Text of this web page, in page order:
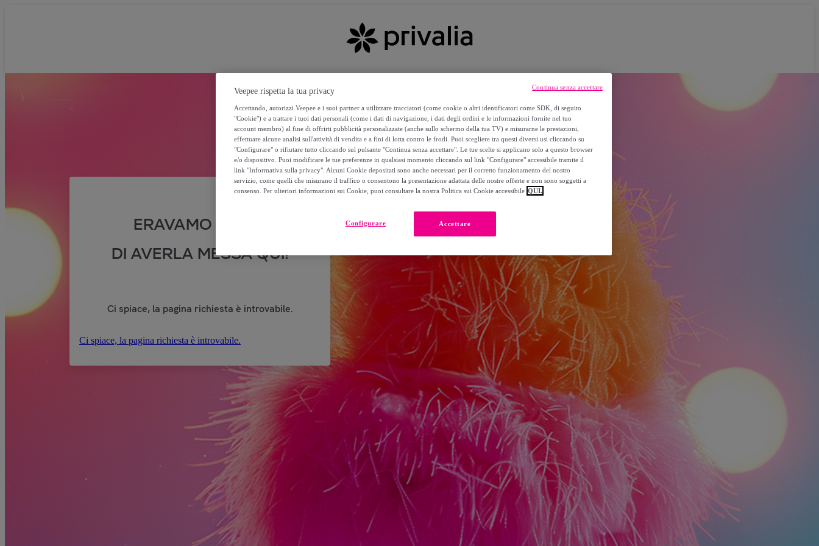
ERAVAMO SICURI
DI AVERLA MESSA QUI!
Ci spiace, la pagina richiesta è introvabile.
Ci spiace, la pagina richiesta è introvabile.
Veepee rispetta la tua privacy
Accettando, autorizzi Veepee e i suoi partner a utilizzare tracciatori (come cookie o altri identificatori come SDK, di seguito
"Cookie") e a trattare i tuoi dati personali (come i dati di navigazione, i dati degli ordini e le informazioni fornite nel tuo
account membro) al fine di offrirti pubblicità personalizzate (anche sullo schermo della tua TV) e misurarne le prestazioni,
effettuare alcune analisi sull'attività di vendita e a fini di lotta contro le frodi. Puoi scegliere tra questi diversi usi cliccando su
"Configurare" o rifiutare tutto cliccando sul pulsante "Continua senza accettare". Le tue scelte si applicano solo a questo browser
e/o dispositivo. Puoi modificare le tue preferenze in qualsiasi momento cliccando sul link "Configurare" accessibile tramite il
link "Informativa sulla privacy". Alcuni Cookie depositati sono anche necessari per il corretto funzionamento del nostro
servizio, come quelli che misurano il traffico o consentono la presentazione adattata delle nostre offerte e non sono soggetti a
consenso. Per ulteriori informazioni sui Cookie, puoi consultare la nostra Politica sui Cookie accessibile QUI.
Accettare
Configurare
Continua senza accettare